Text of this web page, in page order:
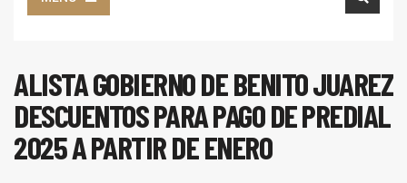
ALISTA GOBIERNO DE BENITO JUAREZ
DESCUENTOS PARA PAGO DE PREDIAL
2025 A PARTIR DE ENERO